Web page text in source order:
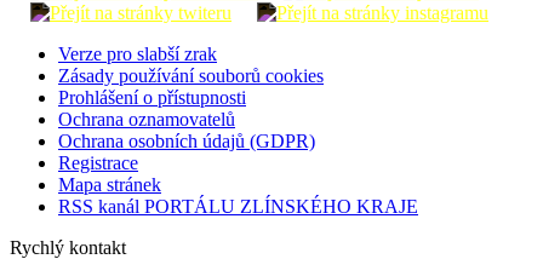
Verze pro slabší zrak
Zásady používání souborů cookies
Prohlášení o přístupnosti
Ochrana oznamovatelů
Ochrana osobních údajů (GDPR)
Registrace
Mapa stránek
RSS kanál PORTÁLU ZLÍNSKÉHO KRAJE
Rychlý kontakt